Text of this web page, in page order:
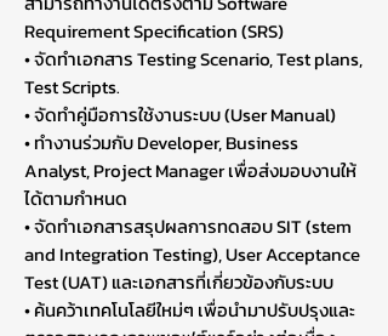
Requirement Specification (SRS)
• จัดทำเอกสาร Testing Scenario, Test plans,
Test Scripts.
• จัดทำคู่มือการใช้งานระบบ (User Manual)
• ทำงานร่วมกับ Developer, Business
Analyst, Project Manager เพื่อส่งมอบงานให้
ได้ตามกำหนด
• จัดทำเอกสารสรุปผลการทดสอบ SIT (stem
and Integration Testing), User Acceptance
Test (UAT) และเอกสารที่เกี่ยวข้องกับระบบ
• ค้นคว้าเทคโนโลยีใหม่ๆ เพื่อนำมาปรับปรุงและ